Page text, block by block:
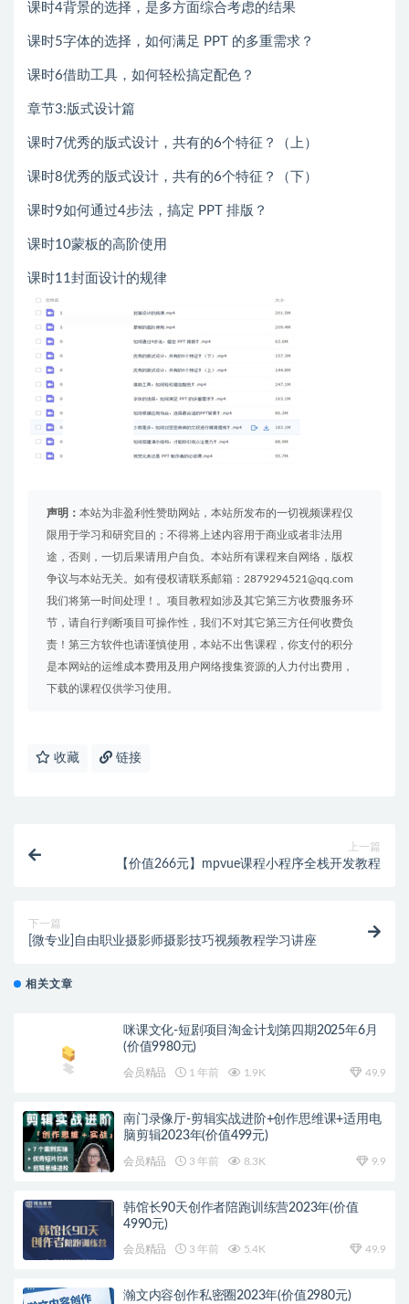
课时4背景的选择，是多方面综合考虑的结果
课时5字体的选择，如何满足 PPT 的多重需求？
课时6借助工具，如何轻松搞定配色？
章节3:版式设计篇
课时7优秀的版式设计，共有的6个特征？（上）
课时8优秀的版式设计，共有的6个特征？（下）
课时9如何通过4步法，搞定 PPT 排版？
课时10蒙板的高阶使用
课时11封面设计的规律
声明： 本站为非盈利性赞助网站，本站所发布的一切视频课程仅
限用于学习和研究目的；不得将上述内容用于商业或者非法用
途，否则，一切后果请用户自负。本站所有课程来自网络，版权
争议与本站无关。如有侵权请联系邮箱：2879294521@qq.com
我们将第一时间处理！。项目教程如涉及其它第三方收费服务环
节，请自行判断项目可操作性，我们不对其它第三方任何收费负
责！第三方软件也请谨慎使用，本站不出售课程，你支付的积分
是本网站的运维成本费用及用户网络搜集资源的人力付出费用，
下载的课程仅供学习使用。
收藏 链接
上一篇
【价值266元】mpvue课程小程序全栈开发教程
下一篇
[微专业]自由职业摄影师摄影技巧视频教程学习讲座
相关文章
咪课文化-短剧项目淘金计划第四期2025年6月
(价值9980元)
会员精品 1 年前 1.9K 49.9
南门录像厅-剪辑实战进阶+创作思维课+适用电
脑剪辑2023年(价值499元)
会员精品 3 年前 8.3K 9.9
韩馆长90天创作者陪跑训练营2023年(价值
4990元)
会员精品 3 年前 5.4K 49.9
瀚文内容创作私密圈2023年(价值2980元)